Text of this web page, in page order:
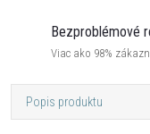
Bezproblémové
Viac ako 98%
Popis produktu